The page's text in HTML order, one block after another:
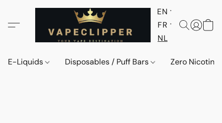
EN
FR
NL
E-Liquids Disposables / Puff Bars Zero Nicotine